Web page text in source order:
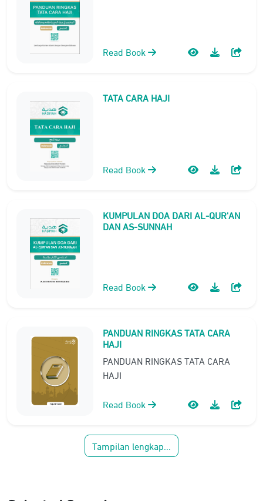
Read Book
TATA CARA HAJI
Read Book
KUMPULAN DOA DARI AL-QUR'AN
DAN AS-SUNNAH
Read Book
PANDUAN RINGKAS TATA CARA
HAJI
PANDUAN RINGKAS TATA CARA
HAJI
Read Book
Tampilan lengkap...